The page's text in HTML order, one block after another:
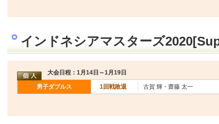
インドネシアマスターズ
大会日程：1月14日～1月19日
男子ダブルス 1回戦敗退 古賀 輝・齋藤 太一